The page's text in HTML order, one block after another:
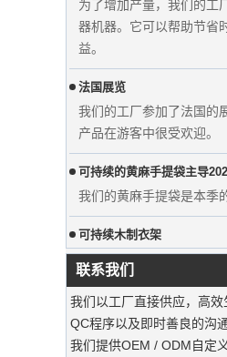
显示自定义的婚纱天鹅绒
器机器。它可以帮助节省
益。
法国展览
我们的工厂参加了法国的
产品在游客中很受欢迎。
可持续的黄麻手提袋主导
我们的黄麻手提袋是本季
可持续木制衣架
用豪华防尘袋保留西装‌
我们的工厂可以提供高端
服装自定义天鹅绒衣架
我们的工厂可以提供高端
联系我们
我们以工厂直接供应，高效
QC程序以及即时善良的沟
我们提供OEM / ODM自定